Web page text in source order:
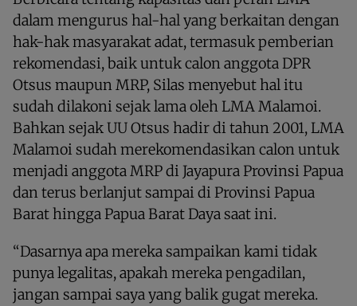
dalam mengurus hal-hal yang berkaitan dengan
hak-hak masyarakat adat, termasuk pemberian
rekomendasi, baik untuk calon anggota DPR
Otsus maupun MRP, Silas menyebut hal itu
sudah dilakoni sejak lama oleh LMA Malamoi.
Bahkan sejak UU Otsus hadir di tahun 2001, LMA
Malamoi sudah merekomendasikan calon untuk
menjadi anggota MRP di Jayapura Provinsi Papua
dan terus berlanjut sampai di Provinsi Papua
Barat hingga Papua Barat Daya saat ini.
“Dasarnya apa mereka sampaikan kami tidak
punya legalitas, apakah mereka pengadilan,
jangan sampai saya yang balik gugat mereka.